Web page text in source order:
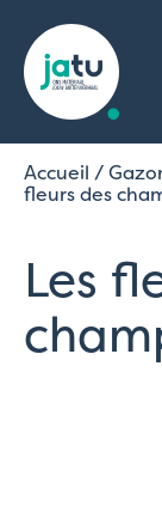
Accueil /
fleurs des
Les